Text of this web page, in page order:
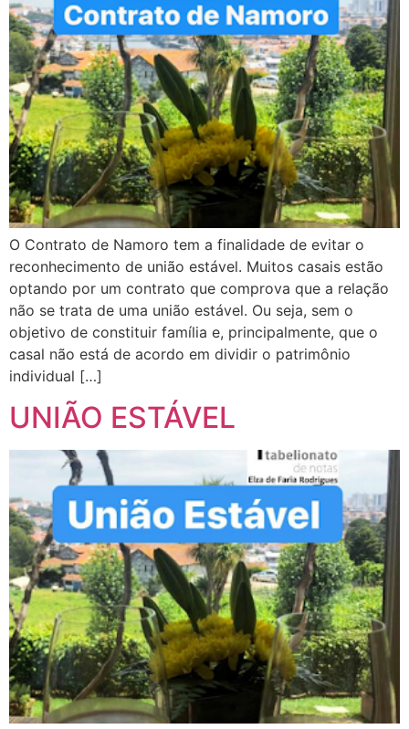
O Contrato de Namoro tem a finalidade de evitar o
reconhecimento de união estável. Muitos casais estão
optando por um contrato que comprova que a relação
não se trata de uma união estável. Ou seja, sem o
objetivo de constituir família e, principalmente, que o
casal não está de acordo em dividir o patrimônio
individual […]
UNIÃO ESTÁVEL